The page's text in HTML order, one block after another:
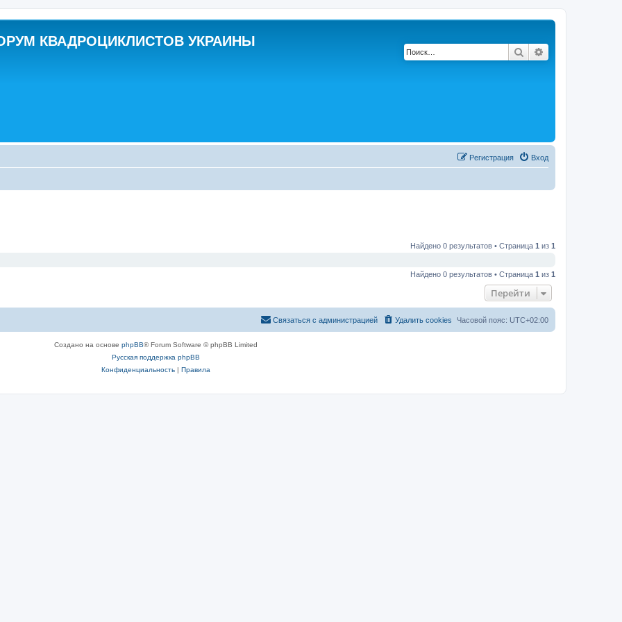
КВАДРОЦИКЛИСТОВ УКРАИНЫ
Поиск
Вход
Регистрация
Найдено 0 результатов • Страница 1 из 1
Найдено 0 результатов • Страница 1 из 1
Перейти
Часовой пояс: UTC+02:00
Удалить cookies
Связаться с администрацией
Создано на основе phpBB® Forum Software © phpBB Limited
Русская поддержка phpBB
Конфиденциальность| Правила